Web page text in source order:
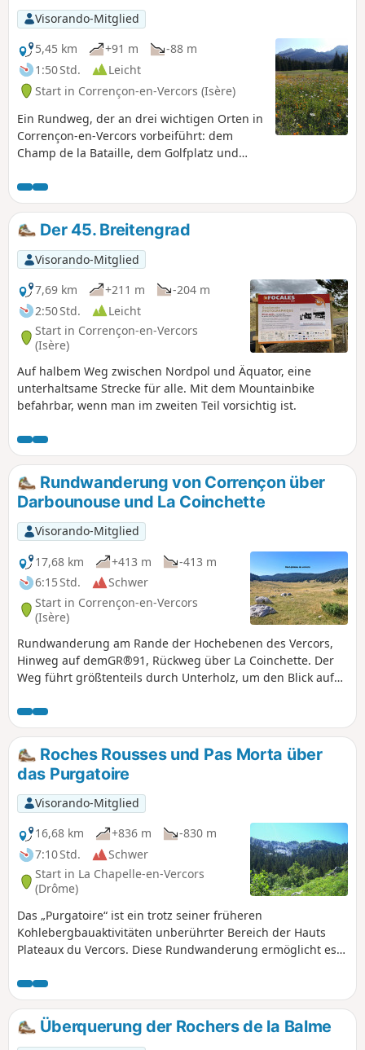
Visorando-Mitglied
5,45 km
+91 m
-88 m
1:50 Std.
Leicht
Start in Corrençon-en-Vercors (Isère)
Ein Rundweg, der an drei wichtigen Orten in
Corrençon-en-Vercors vorbeiführt: dem
Champ de la Bataille, dem Golfplatz und
Der 45. Breitengrad
Visorando-Mitglied
7,69 km
+211 m
-204 m
2:50 Std.
Leicht
Start in Corrençon-en-Vercors
(Isère)
Auf halbem Weg zwischen Nordpol und Äquator, eine
unterhaltsame Strecke für alle. Mit dem Mountainbike
befahrbar, wenn man im zweiten Teil vorsichtig ist.
Rundwanderung von Corrençon über
Darbounouse und La Coinchette
Visorando-Mitglied
17,68 km
+413 m
-413 m
6:15 Std.
Schwer
Start in Corrençon-en-Vercors
(Isère)
Rundwanderung am Rande der Hochebenen des Vercors,
Hinweg auf demGR®91, Rückweg über La Coinchette. Der
Weg führt größtenteils durch Unterholz, um den Blick auf
entdecken. Der Rückweg ist teilweise abenteuerlich, dann
gelangen Sie über die Baraque Guillet, Les Auberges und
La Fleur du Roy zurück auf die Waldwege.
Roches Rousses und Pas Morta über
das Purgatoire
Visorando-Mitglied
16,68 km
+836 m
-830 m
7:10 Std.
Schwer
Start in La Chapelle-en-Vercors
(Drôme)
Das „Purgatoire“ ist ein trotz seiner früheren
Kohlebergbauaktivitäten unberührter Bereich der Hauts
Plateaux du Vercors. Diese Rundwanderung ermöglicht es,
oft unwegsames Gelände in das Herz des Gebiets
vorzudringen – doch der Blick vom Gipfel der Roches
Rousses belohnt die Anstrengung.
Überquerung der Rochers de la Balme